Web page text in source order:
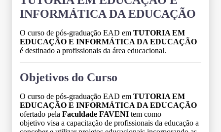
INFORMÁTICA DA EDUCAÇÃO
O curso de pós-graduação EAD em TUTORIA EM
EDUCAÇÃO E INFORMÁTICA DA EDUCAÇÃO
é destinado a profissionais da área educacional.
Objetivos do Curso
O curso de pós-graduação EAD em TUTORIA EM
EDUCAÇÃO E INFORMÁTICA DA EDUCAÇÃO
ofertado pela Faculdade FAVENI tem como
objetivo visa a capacitação de profissionais da educação a